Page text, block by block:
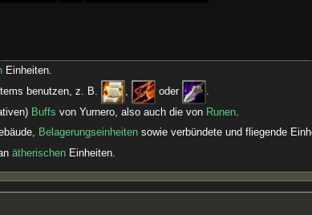
Einheiten.
benutzen, z. B.
, oder
.
Buffs von Yurnero, also auch die von Runen.
Belagerungseinheitensowie verbündete und fliegende
ätherischenEinheiten.